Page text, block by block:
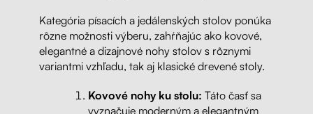
Kategória písacích a jedálenských stolov ponúka
rôzne možnosti výberu, zahŕňajúc ako kovové,
elegantné a dizajnové nohy stolov s rôznymi
variantmi vzhľadu, tak aj klasické drevené stoly.
Kovové nohy ku stolu: Táto časť sa
vyznačuje moderným a elegantným